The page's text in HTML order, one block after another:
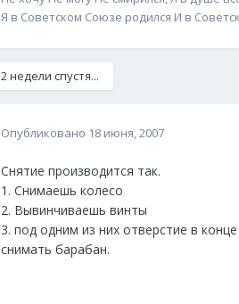
Я в Советском Союзе родился И в
2 недели спустя...
Опубликовано 18 июня, 2007
Снятие производится так.
1. Снимаешь колесо
2. Вывинчиваешь винты
3. под одним из них отверстие в
снимать барабан.